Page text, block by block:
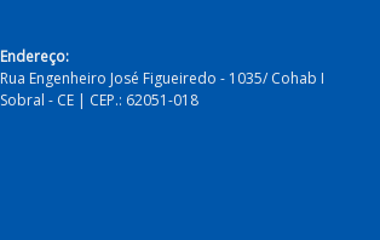
Endereço:
Rua Engenheiro José Figueiredo - 1035/ Cohab I
Sobral - CE | CEP.: 62051-018